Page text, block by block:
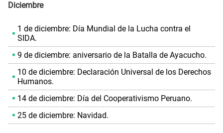
Diciembre
1 de diciembre: Día Mundial de la Lucha contra el
SIDA.
9 de diciembre: aniversario de la Batalla de Ayacucho.
10 de diciembre: Declaración Universal de los Derechos
Humanos.
14 de diciembre: Día del Cooperativismo Peruano.
25 de diciembre: Navidad.